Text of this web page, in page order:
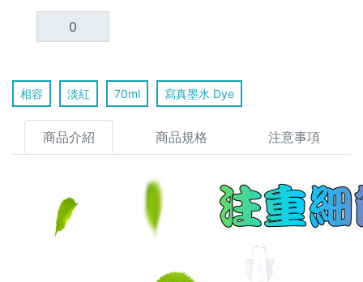
相容 淡紅 70ml 寫真墨水 Dye
商品介紹 商品規格 注意事項